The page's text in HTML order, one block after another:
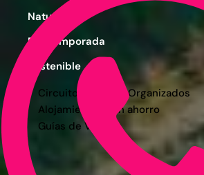
Naturaleza
Por Temporada
Sostenible
Circuitos y Viajes Organizados
Alojamientos con ahorro
Guías de Viaje